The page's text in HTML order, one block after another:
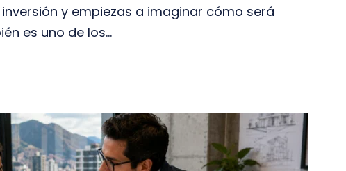
y empiezas a imaginar cómo será
es uno de los...